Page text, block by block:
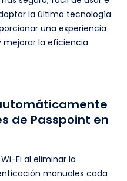
la última tecnología
una experiencia
mejorar la eficiencia
de Passpoint en
Fi al eliminar la
manuales cada